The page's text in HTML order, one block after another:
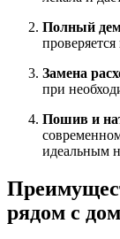
Полный
Замена
при
Пошив и
идеальным
рядом с